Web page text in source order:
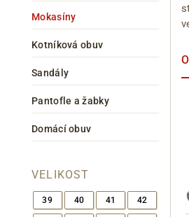
Mokasíny
Kotníková obuv
Sandály
Pantofle a žabky
Domácí obuv
VELIKOST
39 40 41 42